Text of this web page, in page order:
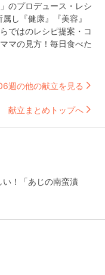
のプロデュース・レシ
し『健康』『美容』
ではのレシピ提案・コ
マの見方！毎日食べた
週の他の献立を見る
献立まとめトップへ
い！「あじの南蛮漬